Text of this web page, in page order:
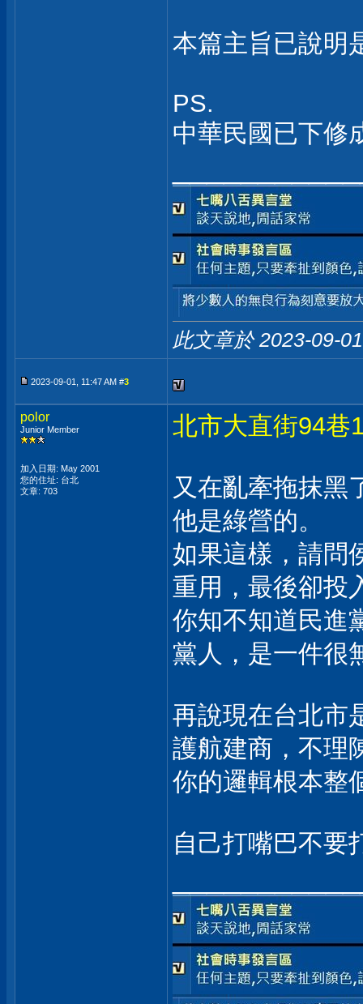
本篇主旨已說明
PS.
中華民國已下修
此文章於 2023-09-
2023-09-01, 11:47 AM #3
polor
Junior Member
加入日期: May 2001
您的住址: 台北
文章: 703
北市大直街94巷
又在亂牽拖抹黑
他是綠營的。
如果這樣，請問
重用，最後卻投
你知不知道民進
黨人，是一件很
再說現在台北市
護航建商，不理
你的邏輯根本整
自己打嘴巴不要